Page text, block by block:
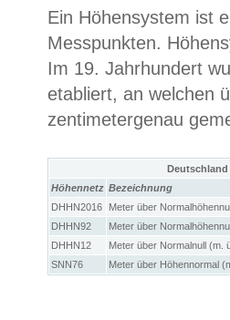
Ein Höhensystem ist
Messpunkten.
Im 19. Jahrhundert
etabliert, an welchen
zentimetergenau
Höhennetz Bezeichnung
DHHN2016
Meter über
DHHN92
Meter über
DHHN12
Meter über Normalnull (m.
SNN76
Meter über Höhennormal